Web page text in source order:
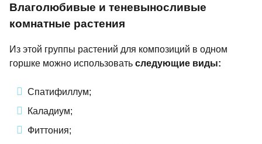
Влаголюбивые и теневыносливые
комнатные растения
Из этой группы растений для композиций в одном
горшке можно использовать следующие виды:
Спатифиллум;
Каладиум;
Фиттония;